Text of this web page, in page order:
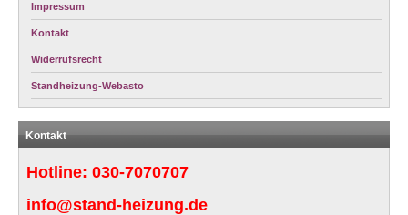
Impressum
Kontakt
Widerrufsrecht
Standheizung-Webasto
Kontakt
Hotline: 030-7070707
info@stand-heizung.de